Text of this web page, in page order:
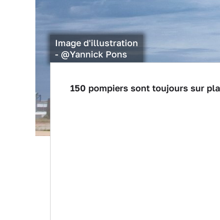
Image d'illustration
- @Yannick Pons
150 pompiers sont toujours sur